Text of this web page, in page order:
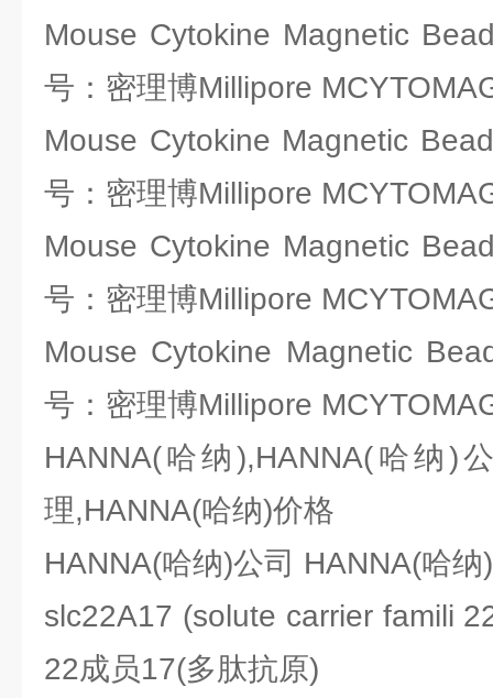
Mouse Cytokine Magnetic
号：密理博Millipore
Mouse Cytokine Magnetic
号：密理博Millipore
Mouse Cytokine Magnetic
号：密理博Millipore
Mouse Cytokine Magnetic
号：密理博Millipore
HANNA(哈纳),HANNA(哈纳)
理,HANNA(哈纳)价格
HANNA(哈纳)公司 HANNA(哈
slc22A17 (solute carrier famili
22成员17(多肽抗原)